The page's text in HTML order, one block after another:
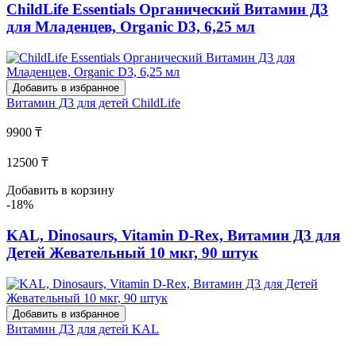
ChildLife Essentials Органический Витамин Д3
для Младенцев, Organic D3, 6,25 мл
Добавить в избранное
Витамин Д3 для детей ChildLife
9900 ₸
12500 ₸
Добавить в корзину
-18%
KAL, Dinosaurs, Vitamin D-Rex, Витамин Д3 для
Детей Жевательный 10 мкг, 90 штук
Добавить в избранное
Витамин Д3 для детей KAL